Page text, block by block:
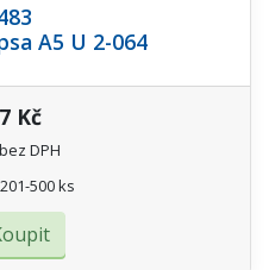
A5 U 2-064
Kč
DPH
500 ks